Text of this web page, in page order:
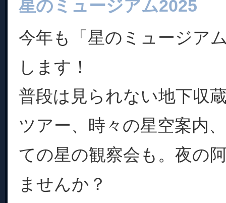
星のミュージアム2025
今年も「星のミュージア
します！
普段は見られない地下収
ツアー、時々の星空案内
ての星の観察会も。夜の
ませんか？